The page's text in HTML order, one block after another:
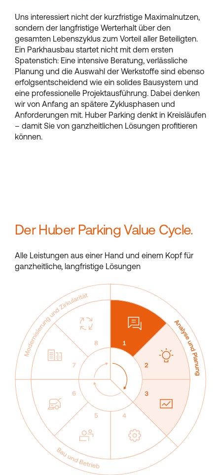
Uns interessiert nicht der kurzfristige Maximalnutzen,
sondern der langfristige Werterhalt über den
gesamten Lebenszyklus zum Vorteil aller Beteiligten.
Ein Parkhausbau startet nicht mit dem ersten
Spatenstich: Eine intensive Beratung, verlässliche
Planung und die Auswahl der Werkstoffe sind ebenso
erfolgsentscheidend wie ein solides Bausystem und
eine professionelle Projektausführung. Dabei denken
wir von Anfang an spätere Zyklusphasen und
Anforderungen mit. Huber Parking denkt in Kreisläufen
– damit Sie von ganzheitlichen Lösungen profitieren
können.
Der Huber Parking Value Cycle.
Alle Leistungen aus einer Hand und einem Kopf für
ganzheitliche, langfristige Lösungen